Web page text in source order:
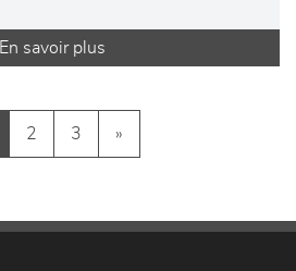
En savoir plus
2 3 »